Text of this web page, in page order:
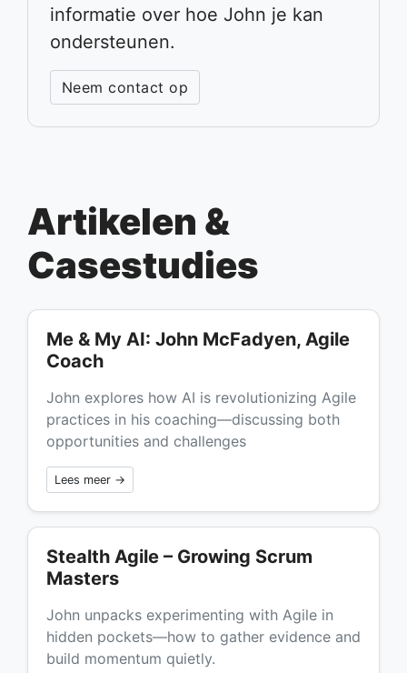
informatie over hoe John je kan
ondersteunen.
Neem contact op
Artikelen &
Casestudies
Me & My AI: John McFadyen, Agile
Coach
John explores how AI is revolutionizing Agile
practices in his coaching—discussing both
opportunities and challenges
Lees meer →
Stealth Agile – Growing Scrum
Masters
John unpacks experimenting with Agile in
hidden pockets—how to gather evidence and
build momentum quietly.